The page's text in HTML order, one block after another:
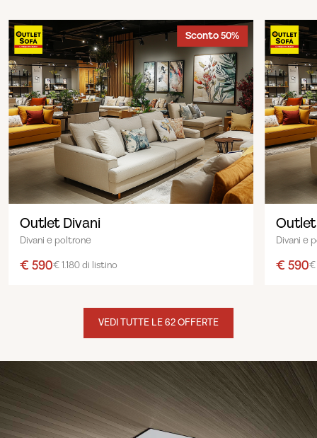
Sconto 50%
Outlet Divani
Divani e poltrone
€ 590€ 1.180 di listino
Divani e
€ 590€
VEDI TUTTE LE 62 OFFERTE